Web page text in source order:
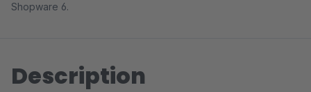
Shopware 6.
Description